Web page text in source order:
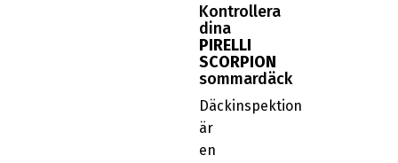
Kontrollera
dina
PIRELLI
SCORPION
sommardäck
Däckinspektion
är
en